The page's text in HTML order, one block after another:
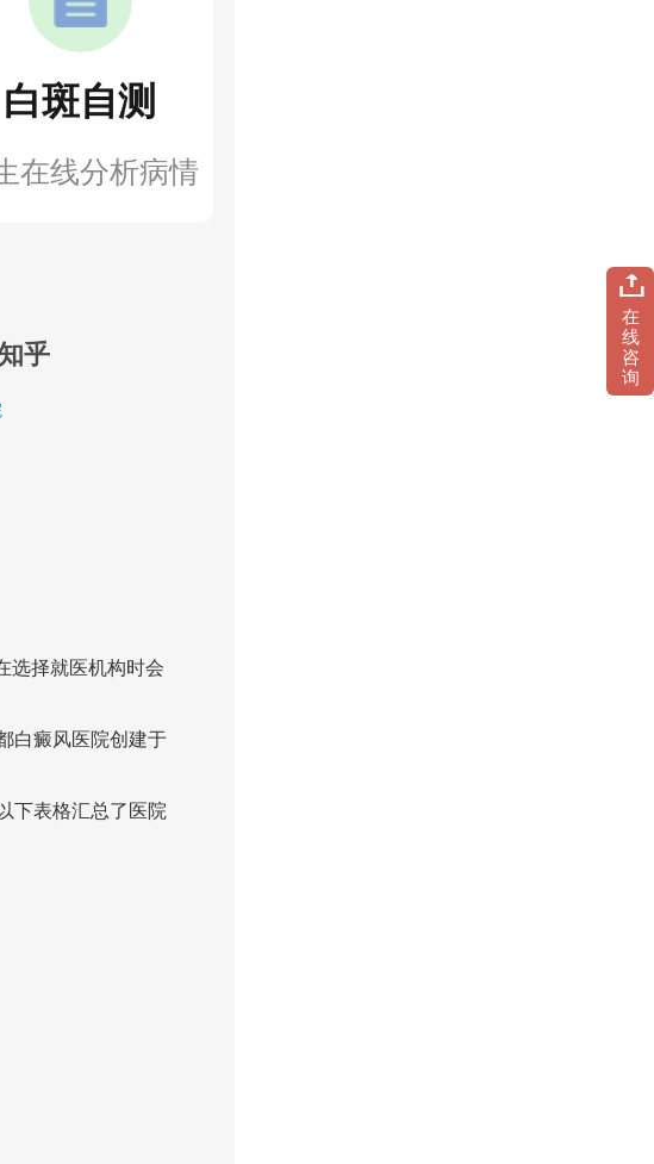
白斑自测
在线分析病情
乎
选择就医机构时会
白癜风医院创建于
下表格汇总了医院
在
线
咨
询